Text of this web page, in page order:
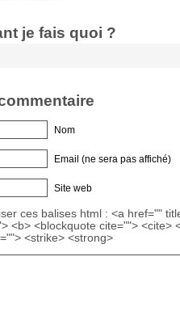
je fais quoi ?
Nom
Email (ne sera pas affiché)
Site web
ces balises html : <a href=""
<b> <blockquote cite=""> <cite>
<strike> <strong>